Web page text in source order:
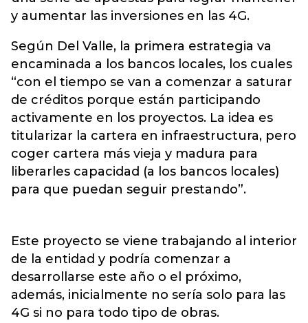
y aumentar las inversiones en las 4G.
Según Del Valle, la primera estrategia va
encaminada a los bancos locales, los cuales
“con el tiempo se van a comenzar a saturar
de créditos porque están participando
activamente en los proyectos. La idea es
titularizar la cartera en infraestructura, pero
coger cartera más vieja y madura para
liberarles capacidad (a los bancos locales)
para que puedan seguir prestando”.
Este proyecto se viene trabajando al interior
de la entidad y podría comenzar a
desarrollarse este año o el próximo,
además, inicialmente no sería solo para las
4G si no para todo tipo de obras.